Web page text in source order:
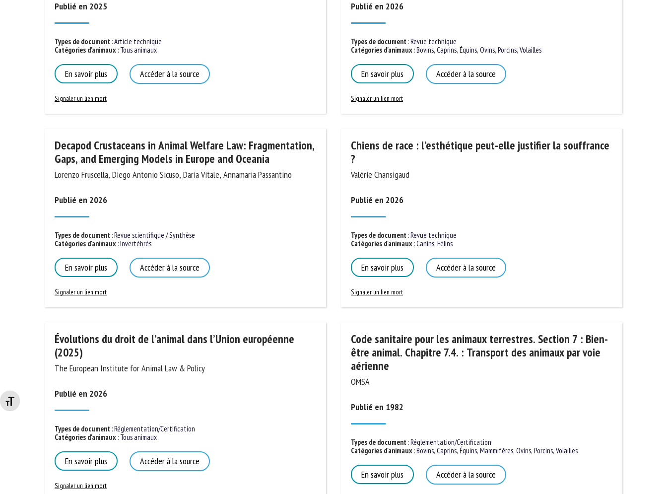
Changer la taille de la police
Publié en 2025
Types de document :Article technique
Catégories d'animaux : Tous animaux
En savoir plus Accéder à la source
Signaler un lien mort
Decapod Crustaceans in Animal Welfare Law:
Fragmentation, Gaps, and Emerging Models in Europe and
Oceania
Publié en 2026
Types de document:Revue scientifique / Synthèse
Catégories d'animaux
Invertébrés
En savoir plus Accéder à la source
Signaler un lien mort
Évolutions du droit de l’animal dans l’Union européenne
(2025)
Publié en 2026
Types de document:Réglementation/Certification
Catégories d'animaux
Tous animaux
En savoir plus Accéder à la source
Publié en 2026
Types de document: Revue technique
Catégories d'animaux: Bovins,Caprins,Équins,Ovins,Porcins,Volailles
En savoir plus Accéder à la source
Signaler un lien mort
Chiens de race : l’esthétique peut-elle justifier la
souffrance ?
Valérie Chansigaud
Publié en 2026
Types de document: Revue technique
Catégories d'animaux: Canins,Félins
En savoir plus Accéder à la source
Signaler un lien mort
Code sanitaire pour les animaux terrestres. Section 7 : Bien-
être animal. Chapitre 7.4. : Transport des animaux par voie
aérienne
OMSA
Publié en 1982
Types de document: Réglementation/Certification
Catégories d'animaux: Bovins,Caprins,Équins,Mammifères,Ovins,Porcins,Volailles
En savoir plus Accéder à la source
Prénom
E-mail *
utilisées dans le cadre de la relation avec le CNR BEA. *